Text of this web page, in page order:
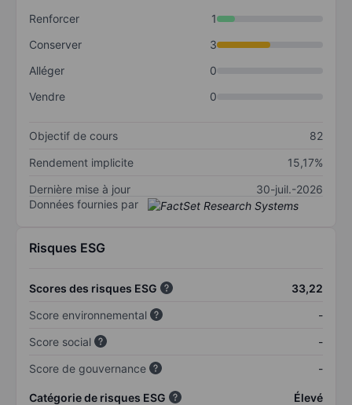
Renforcer
1
Conserver
3
Alléger
0
Vendre
0
Objectif de cours
82
Rendement implicite
15,17%
Dernière mise à jour
30-juil.-2026
Données fournies par
Risques ESG
Scores des risques ESG
33,22
Score environnemental
-
Score social
-
Score de gouvernance
-
Catégorie de risques ESG Élevé